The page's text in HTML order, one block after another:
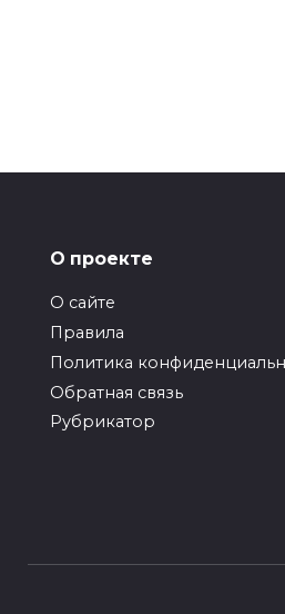
О проекте
О сайте
Правила
Политика
Обратная связь
Рубрикатор